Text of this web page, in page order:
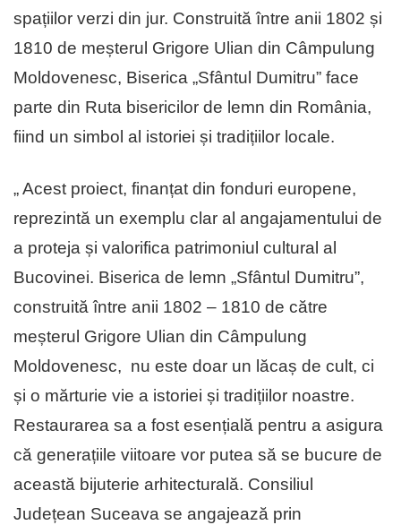
spațiilor verzi din jur. Construită între anii 1802 și
1810 de meșterul Grigore Ulian din Câmpulung
Moldovenesc, Biserica „Sfântul Dumitru” face
parte din Ruta bisericilor de lemn din România,
fiind un simbol al istoriei și tradițiilor locale.
„ Acest proiect, finanțat din fonduri europene,
reprezintă un exemplu clar al angajamentului de
a proteja și valorifica patrimoniul cultural al
Bucovinei. Biserica de lemn „Sfântul Dumitru”,
construită între anii 1802 – 1810 de către
meșterul Grigore Ulian din Câmpulung
Moldovenesc, nu este doar un lăcaș de cult, ci
și o mărturie vie a istoriei și tradițiilor noastre.
Restaurarea sa a fost esențială pentru a asigura
că generațiile viitoare vor putea să se bucure de
această bijuterie arhitecturală. Consiliul
Județean Suceava se angajează prin